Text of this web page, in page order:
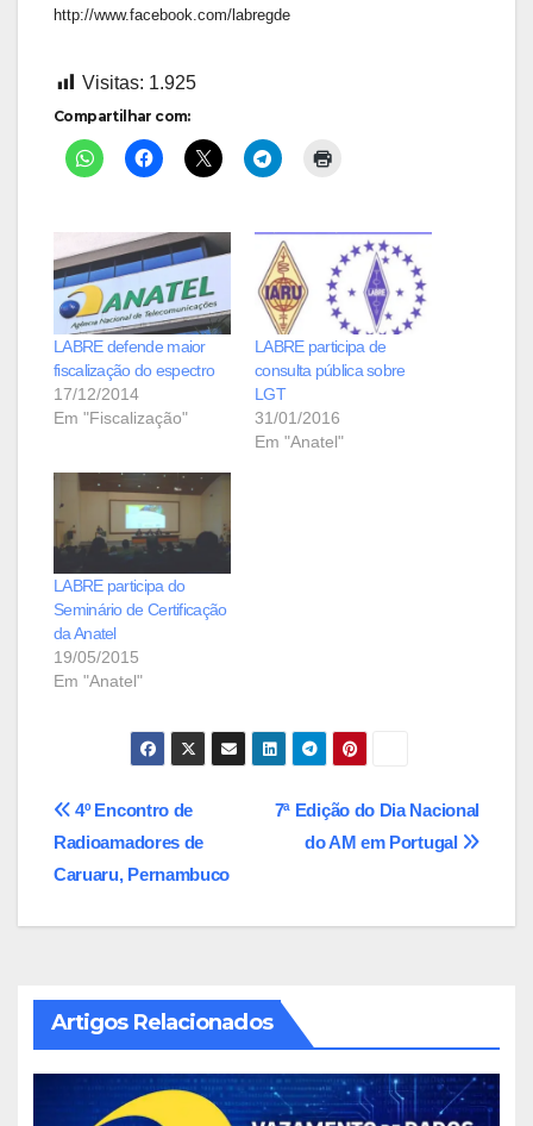
http://www.facebook.com/labregde
Visitas: 1.925
Compartilhar com:
LABRE defende maior
fiscalização do espectro
17/12/2014
Em "Fiscalização"
LABRE participa de
consulta pública sobre
LGT
31/01/2016
Em "Anatel"
LABRE participa do
Seminário de Certificação
da Anatel
19/05/2015
Em "Anatel"
Navegação
de
Post
7ª Edição do Dia Nacional
do AM em Portugal
4º Encontro de
Radioamadores de
Caruaru, Pernambuco
Artigos Relacionados